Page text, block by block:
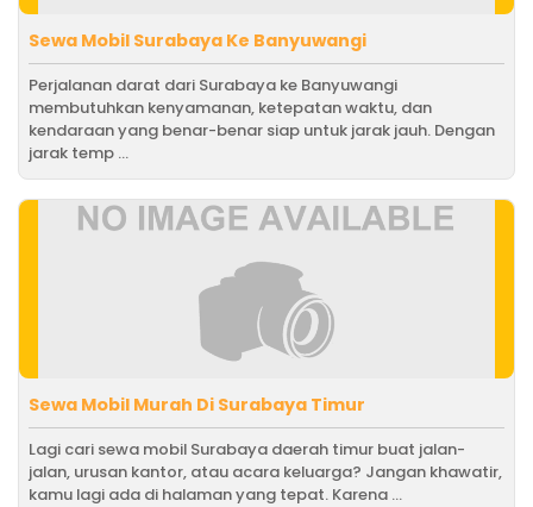
Sewa Mobil Surabaya Ke Banyuwangi
Perjalanan darat dari Surabaya ke Banyuwangi
membutuhkan kenyamanan, ketepatan waktu, dan
kendaraan yang benar-benar siap untuk jarak jauh. Dengan
jarak temp ...
Sewa Mobil Murah Di Surabaya Timur
Lagi cari sewa mobil Surabaya daerah timur buat jalan-
jalan, urusan kantor, atau acara keluarga? Jangan khawatir,
kamu lagi ada di halaman yang tepat. Karena ...